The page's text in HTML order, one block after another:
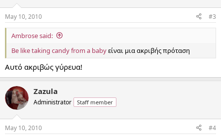
May 10, 2010 #3
Ambrose said:
Be like taking candy from a babyείναι μια ακριβής πρόταση
Αυτό ακριβώς γύρευα!
Zazula
Administrator Staff member
May 10, 2010 #4